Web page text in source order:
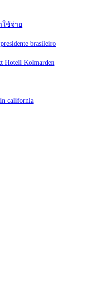
ใช้จ่าย
brasileiro
Hotell Kolmarden
california